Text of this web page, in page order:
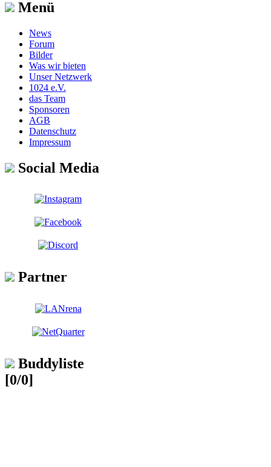
Menü
News
Forum
Bilder
Was wir bieten
Unser Netzwerk
1024 e.V.
das Team
Sponsoren
AGB
Datenschutz
Impressum
Social Media
Partner
Buddyliste
[0/0]